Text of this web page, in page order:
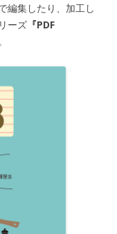
編集したり、加工し
ーズ 『PDF